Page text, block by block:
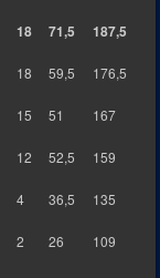
18 71,5 187,5
18 59,5 176,5
15 51 167
12 52,5 159
4 36,5 135
2 26 109